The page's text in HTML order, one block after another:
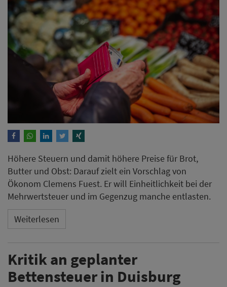
Höhere Steuern und damit höhere Preise für Brot,
Butter und Obst: Darauf zielt ein Vorschlag von
Ökonom Clemens Fuest. Er will Einheitlichkeit bei der
Mehrwertsteuer und im Gegenzug manche entlasten.
Weiterlesen
Kritik an geplanter
Bettensteuer in Duisburg